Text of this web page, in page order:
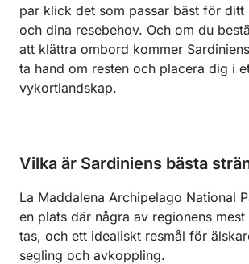
par klick det som passar bäst för ditt
och dina resebehov. Och om du
att klättra ombord kommer
ta hand om resten och placera dig i
vykortlandskap.
Vilka är Sardiniens bästa
La Maddalena Archipelago National
en plats där några av regionens
tas, och ett idealiskt resmål för
segling och avkoppling.